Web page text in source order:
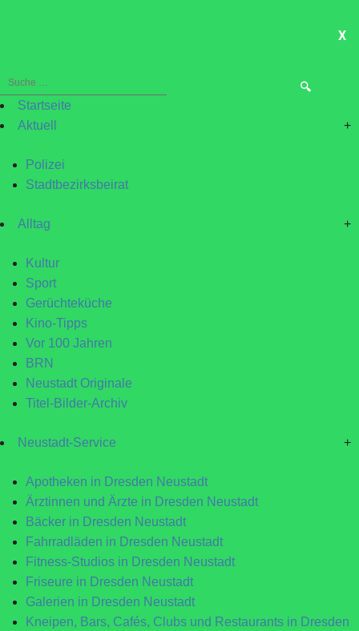
X
Suche
nach:Startseite
Aktuell
+
Polizei
Stadtbezirksbeirat
Alltag +
Kultur
Sport
Gerüchteküche
Kino-Tipps
Vor 100 Jahren
BRN
Neustadt Originale
Titel-Bilder-Archiv
Neustadt-Service +
Apotheken in Dresden Neustadt
Ärztinnen und Ärzte in Dresden Neustadt
Bäcker in Dresden Neustadt
Fahrradläden in Dresden Neustadt
Fitness-Studios in Dresden Neustadt
Friseure in Dresden Neustadt
Galerien in Dresden Neustadt
Kneipen, Bars, Cafés, Clubs und Restaurants in Dresden